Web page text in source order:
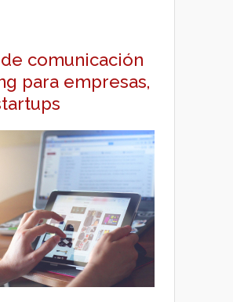
de comunicación
para empresas,